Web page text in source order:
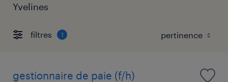
Yvelines
filtres 1
gestionnaire de paie (f/h)